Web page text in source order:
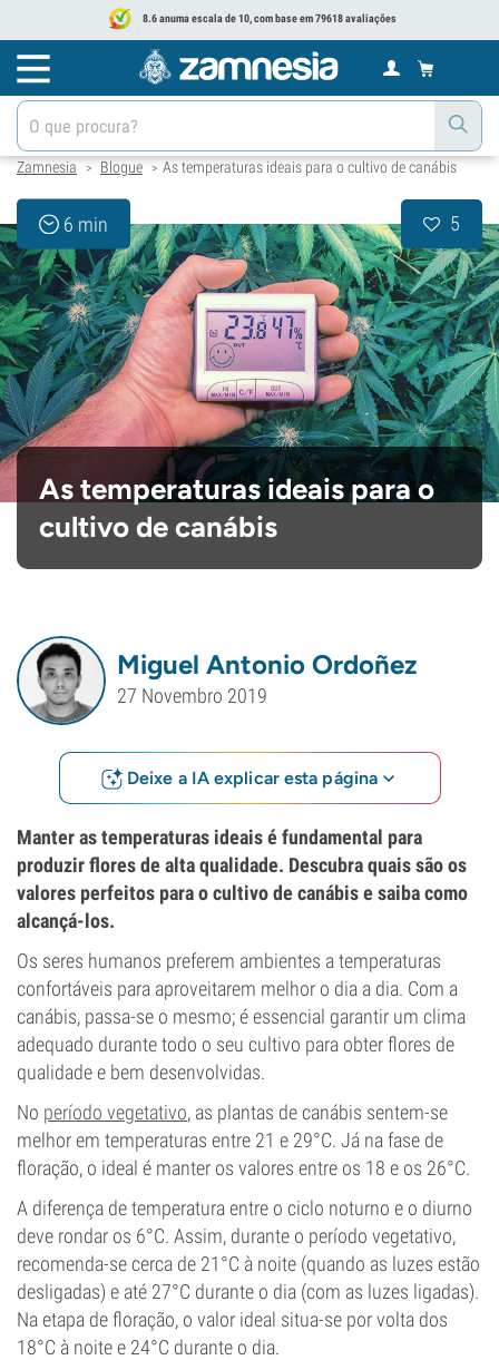
8.6 anuma escala de 10, com base em 79618 avaliações
Zamnesia > Blogue > As temperaturas ideais para o cultivo de canábis
6 min 5
As temperaturas ideais para o
cultivo de canábis
Miguel Antonio Ordoñez
27 Novembro 2019
Deixe a IA explicar esta página
Manter as temperaturas ideais é fundamental para
produzir flores de alta qualidade. Descubra quais são os
valores perfeitos para o cultivo de canábis e saiba como
alcançá-los.
Os seres humanos preferem ambientes a temperaturas
confortáveis para aproveitarem melhor o dia a dia. Com a
canábis, passa-se o mesmo; é essencial garantir um clima
adequado durante todo o seu cultivo para obter flores de
qualidade e bem desenvolvidas.
No período vegetativo, as plantas de canábis sentem-se
melhor em temperaturas entre 21 e 29°C. Já na fase de
floração, o ideal é manter os valores entre os 18 e os 26°C.
A diferença de temperatura entre o ciclo noturno e o diurno
deve rondar os 6°C. Assim, durante o período vegetativo,
recomenda-se cerca de 21°C à noite (quando as luzes estão
desligadas) e até 27°C durante o dia (com as luzes ligadas).
Na etapa de floração, o valor ideal situa-se por volta dos
18°C à noite e 24°C durante o dia.